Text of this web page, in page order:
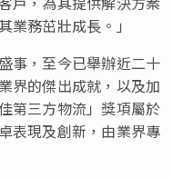
業務茁壯成長。」
事，至今已舉辦近二十
界的傑出成就，以及加
第三方物流」獎項屬於
表現及創新，由業界專